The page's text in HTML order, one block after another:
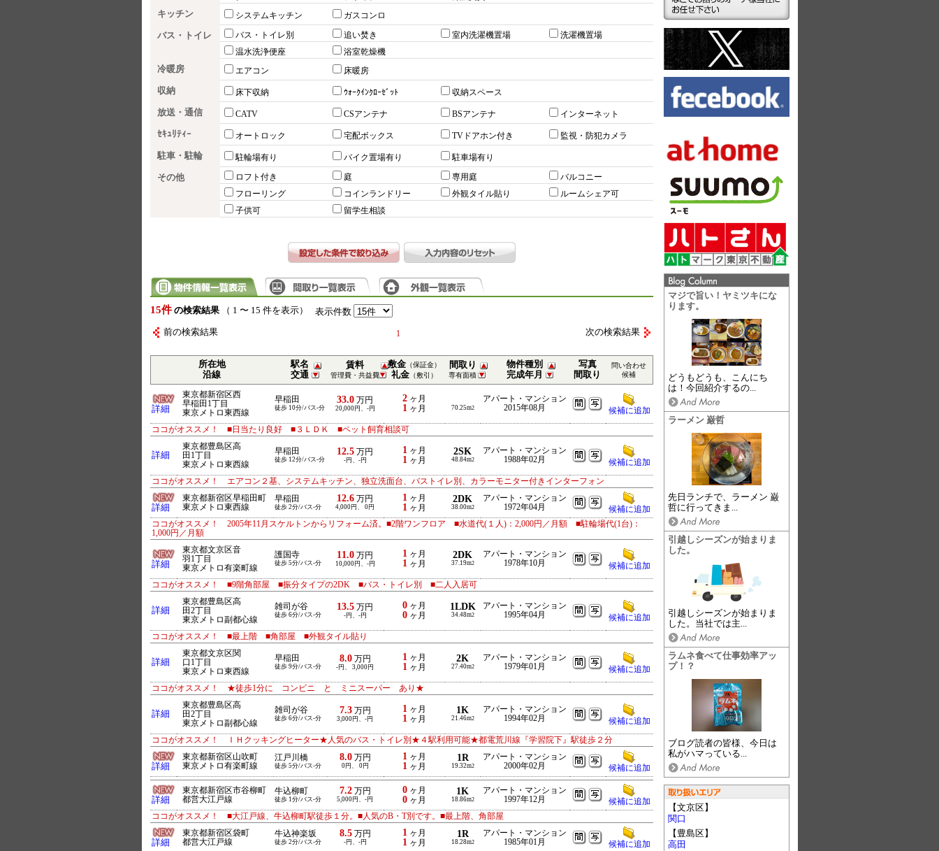
マジで旨い！ヤミツキにな
ります。
どうもどうも、こんにち
は！今回紹介するの...
ラーメン 巌哲
先日ランチで、ラーメン 巌
哲に行ってきま...
引越しシーズンが始まりま
した。
引越しシーズンが始まりま
した。当社では主...
ラムネ食べて仕事効率アッ
プ！？
ブログ読者の皆様、今日は
私がハマっている...
【文京区】
関口
【豊島区】
高田
キッチン システムキッチン ガスコンロ
バス・トイレ バス・トイレ別 追い焚き 室内洗濯機置場
洗濯機置場
温水洗浄便座
浴室乾燥機
冷暖房 エアコン 床暖房
収納 床下収納 ｳｫｰｸｲﾝｸﾛｰｾﾞｯﾄ 収納スペース
放送・通信 CATV CSアンテナ BSアンテナ インターネット
ｾｷｭﾘﾃｨｰ オートロック 宅配ボックス TVドアホン付き 監視・防犯カメラ
駐車・駐輪 駐輪場有り バイク置場有り 駐車場有り
その他 ロフト付き 庭 専用庭
バルコニー
フローリング
コインランドリー 外観タイル貼り
ルームシェア可
子供可
留学生相談
15件 の検索結果（ 1 〜 15 件を表示） 表示件数
前の検索結果 1 次の検索結果
所在地
沿線
駅名
交通
賃料
管理費・共益費
敷金（保証金）
礼金（敷引）
間取り
専有面積
物件種別
完成年月
写真
間取り
問い合わせ
候補
詳細
東京都新宿区西
早稲田1丁目
東京メトロ東西線
早稲田
徒歩 10分/バス-分
33.0 万円
20,000円、-円
2ヶ月
1 ヶ月 70.25m2
アパート・マンション
2015年08月
候補に追加
ココがオススメ！ ■日当たり良好 ■３ＬＤＫ ■ペット飼育相談可
詳細
東京都豊島区高
田1丁目
東京メトロ東西線
早稲田
徒歩 12分/バス-分
12.5 万円
-円、-円
1 ヶ月
1 ヶ月
2SK
48.84m2
アパート・マンション
1988年02月
候補に追加
ココがオススメ！ エアコン２基、システムキッチン、独立洗面台、バストイレ別、カラーモニター付きインターフォン
詳細
東京都新宿区早稲田町
東京メトロ東西線
早稲田
徒歩 2分/バス-分
12.6 万円
4,000円、 0円
1 ヶ月
1 ヶ月
2DK
38.00m2
アパート・マンション
1972年04月
候補に追加
ココがオススメ！ 2005年11月スケルトンからリフォーム済。■2階ワンフロア ■水道代(１人)：2,000円／月額 ■駐輪場代(1台)：
1,000円／月額
詳細
東京都文京区音
羽1丁目
東京メトロ有楽町線
護国寺
徒歩 5分/バス-分
11.0 万円
10,000円、-円
1 ヶ月
1 ヶ月
2DK
37.19m2
アパート・マンション
1978年10月
候補に追加
ココがオススメ！ ■9階角部屋 ■振分タイプの2DK ■バス・トイレ別 ■二人入居可
詳細
東京都豊島区高
田2丁目
東京メトロ副都心線
雑司が谷
徒歩 6分/バス-分
13.5 万円
-円、-円
0ヶ月
0ヶ月
1LDK
34.48m2
アパート・マンション
1995年04月
候補に追加
ココがオススメ！ ■最上階 ■角部屋 ■外観タイル貼り
詳細
東京都文京区関
口1丁目
東京メトロ東西線
早稲田
徒歩 9分/バス-分
8.0万円
-円、 3,000円
1 ヶ月
1 ヶ月
2K
27.40m2
アパート・マンション
1979年01月
候補に追加
ココがオススメ！ ★徒歩1分に コンビニ と ミニスーパー あり★
詳細
東京都豊島区高
田2丁目
東京メトロ副都心線
雑司が谷
徒歩 6分/バス-分
7.3万円
3,000円、-円
1 ヶ月
1 ヶ月
1K
21.46m2
アパート・マンション
1994年02月
候補に追加
ココがオススメ！ ＩＨクッキングヒーター★人気のバス・トイレ別★４駅利用可能★都電荒川線『学習院下』駅徒歩２分
詳細
東京都新宿区山吹町
東京メトロ有楽町線
江戸川橋
徒歩 5分/バス-分
8.0万円
0円、 0円
1 ヶ月
1 ヶ月
1R
19.32m2
アパート・マンション
2000年02月
候補に追加
詳細
東京都新宿区市谷柳町
都営大江戸線
牛込柳町
徒歩 1分/バス-分
7.2万円
5,000円、-円
0ヶ月
0ヶ月
1K
18.86m2
アパート・マンション
1997年12月
候補に追加
ココがオススメ！ ■大江戸線、牛込柳町駅徒歩１分。■人気のB・T別です。■最上階、角部屋
詳細
東京都新宿区袋町
都営大江戸線
牛込神楽坂
徒歩 2分/バス-分
8.5万円
-円、-円
1 ヶ月
1 ヶ月
1R
18.28m2
アパート・マンション
1985年01月
候補に追加